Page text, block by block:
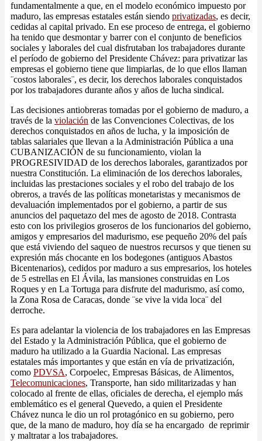
fundamentalmente a que, en el modelo económico impuesto por
maduro, las empresas estatales están siendo privatizadas, es decir,
cedidas al capital privado. En ese proceso de entrega, el gobierno
ha tenido que desmontar y barrer con el conjunto de beneficios
sociales y laborales del cual disfrutaban los trabajadores durante
el período de gobierno del Presidente Chávez: para privatizar las
empresas el gobierno tiene que limpiarlas, de lo que ellos llaman
¨costos laborales¨, es decir, los derechos laborales conquistados
por los trabajadores durante años y años de lucha sindical.
Las decisiones antiobreras tomadas por el gobierno de maduro, a
través de la violación de las Convenciones Colectivas, de los
derechos conquistados en años de lucha, y la imposición de
tablas salariales que llevan a la Administración Pública a una
CUBANIZACIÓN de su funcionamiento, violan la
PROGRESIVIDAD de los derechos laborales, garantizados por
nuestra Constitución. La eliminación de los derechos laborales,
incluidas las prestaciones sociales y el robo del trabajo de los
obreros, a través de las políticas monetaristas y mecanismos de
devaluación implementados por el gobierno, a partir de sus
anuncios del paquetazo del mes de agosto de 2018. Contrasta
esto con los privilegios groseros de los funcionarios del gobierno,
amigos y empresarios del madurismo, ese pequeño 20% del país
que está viviendo del saqueo de nuestros recursos y que tienen su
expresión más chocante en los bodegones (antiguos Abastos
Bicentenarios), cedidos por maduro a sus empresarios, los hoteles
de 5 estrellas en El Ávila, las mansiones construidas en Los
Roques y en La Tortuga para disfrute del madurismo, así como,
la Zona Rosa de Caracas, donde ¨se vive la vida loca¨ del
derroche.
Es para adelantar la violencia de los trabajadores en las Empresas
del Estado y la Administración Pública, que el gobierno de
maduro ha utilizado a la Guardia Nacional. Las empresas
estatales más importantes y que están en vía de privatización,
como PDVSA, Corpoelec, Empresas Básicas, de Alimentos,
Telecomunicaciones, Transporte, han sido militarizadas y han
colocado al frente de ellas, oficiales de derecha, el ejemplo más
emblemático es el general Quevedo, a quien el Presidente
Chávez nunca le dio un rol protagónico en su gobierno, pero
que, de la mano de maduro, hoy día se ha encargado de reprimir
y maltratar a los trabajadores.